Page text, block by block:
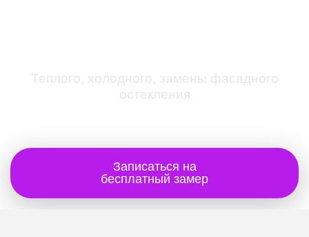
Записаться на
бесплатный замер